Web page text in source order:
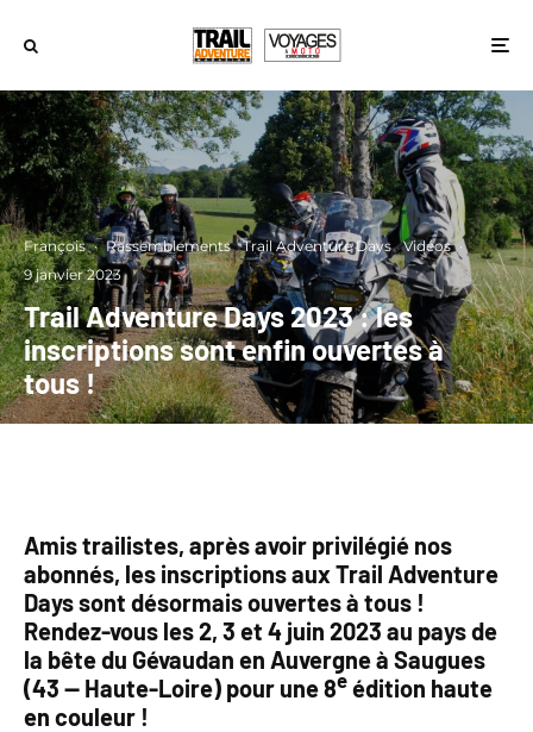
François · Rassemblements Trail Adventure Days Vidéos ·
9 janvier 2023
Trail Adventure Days 2023 : les
inscriptions sont enfin ouvertes à
tous !
Amis trailistes, après avoir privilégié nos
abonnés, les inscriptions aux Trail Adventure
Days sont désormais ouvertes à tous !
Rendez-vous les 2, 3 et 4 juin 2023 au pays de
la bête du Gévaudan en Auvergne à Saugues
(43 — Haute-Loire) pour une 8e édition haute
en couleur !